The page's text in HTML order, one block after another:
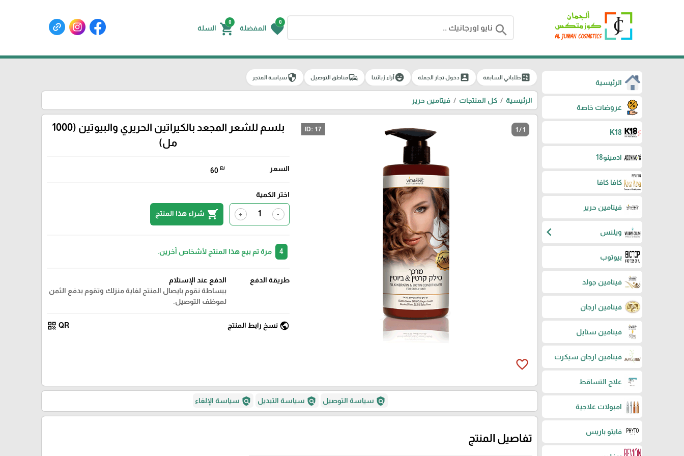
search
0
favorite المفضلة
0
shopping_cart السلة
الرئيسية
عروضات خاصة
K18
ادمينو18
كافا كافا
فيتامين حرير
ويلنس chevron_left
بيوتوب
فيتامين جولد
فيتامين ارجان
فيتامين ستايل
فيتامين ارجان سيكرت
علاج التساقط
امبولات علاجية
فايتو باريس
ballotطلباتي السابقة account_boxدخول تجار الجملة emoji_emotionsآراء زبائننا commuteمناطق التوصيل securityسياسة المتجر
الرئيسية كل المنتجات فيتامين حرير
1 / 1
favorite_border
بلسم للشعر المجعد بالكيراتين الحريري والبيوتين (1000
مل)
السعر 60 ₪
اختر الكمية
-
+
shopping_cart شراء هذا المنتج
4 مرة تم بيع هذا المنتج لأشخاص آخرين.
طريقة الدفع
الدفع عند الإستلام
ببساطة نقوم بايصال المنتج لغاية منزلك وتقوم بدفع الثمن
لموظف التوصيل.
public نسخ رابط المنتج QR
qr_code
policy سياسة التوصيل policy سياسة التبديل policy سياسة الإلغاء
تفاصيل المنتج